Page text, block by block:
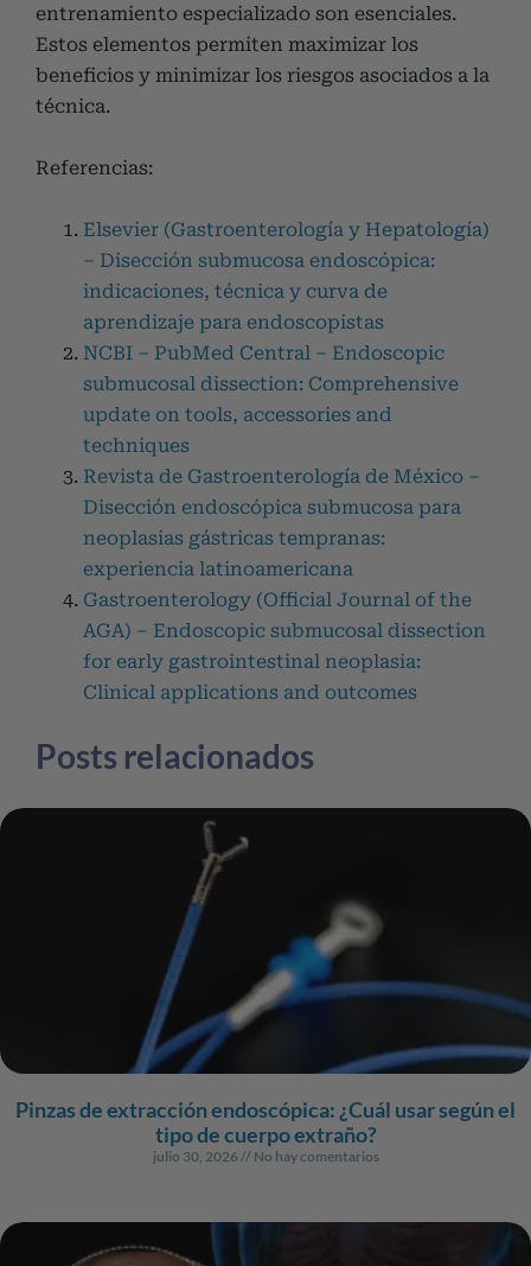
entrenamiento especializado son esenciales.
Estos elementos permiten maximizar los
beneficios y minimizar los riesgos asociados a la
técnica.
Referencias:
Elsevier (Gastroenterología y Hepatología)
– Disección submucosa endoscópica:
indicaciones, técnica y curva de
aprendizaje para endoscopistas
NCBI – PubMed Central – Endoscopic
submucosal dissection: Comprehensive
update on tools, accessories and
techniques
Revista de Gastroenterología de México –
Disección endoscópica submucosa para
neoplasias gástricas tempranas:
experiencia latinoamericana
Gastroenterology (Official Journal of the
AGA) – Endoscopic submucosal dissection
for early gastrointestinal neoplasia:
Clinical applications and outcomes
Posts relacionados
Pinzas de extracción endoscópica: ¿Cuál usar según el
tipo de cuerpo extraño?
julio 30, 2026 No hay comentarios